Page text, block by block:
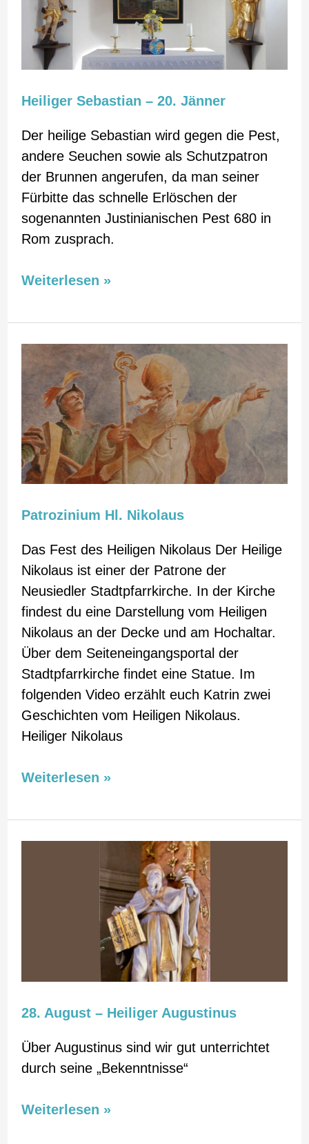
Heiliger Sebastian – 20. Jänner
Der heilige Sebastian wird gegen die Pest,
andere Seuchen sowie als Schutzpatron
der Brunnen angerufen, da man seiner
Fürbitte das schnelle Erlöschen der
sogenannten Justinianischen Pest 680 in
Rom zusprach.
Jänner
Weiterlesen »
Patrozinium Hl. Nikolaus
Das Fest des Heiligen Nikolaus Der Heilige
Nikolaus ist einer der Patrone der
Neusiedler Stadtpfarrkirche. In der Kirche
findest du eine Darstellung vom Heiligen
Nikolaus an der Decke und am Hochaltar.
Über dem Seiteneingangsportal der
Stadtpfarrkirche findet eine Statue. Im
folgenden Video erzählt euch Katrin zwei
Geschichten vom Heiligen Nikolaus.
Heiliger Nikolaus
Patrozinium
Hl.
Nikolaus
Weiterlesen »
28. August – Heiliger Augustinus
Über Augustinus sind wir gut unterrichtet
durch seine „Bekenntnisse“
Weiterlesen »